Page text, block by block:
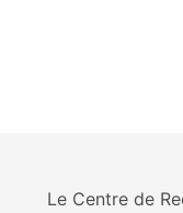
Le Centre de